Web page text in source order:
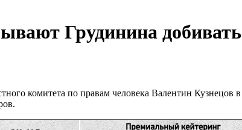
Грудинина
комитета по правам человека Валентин